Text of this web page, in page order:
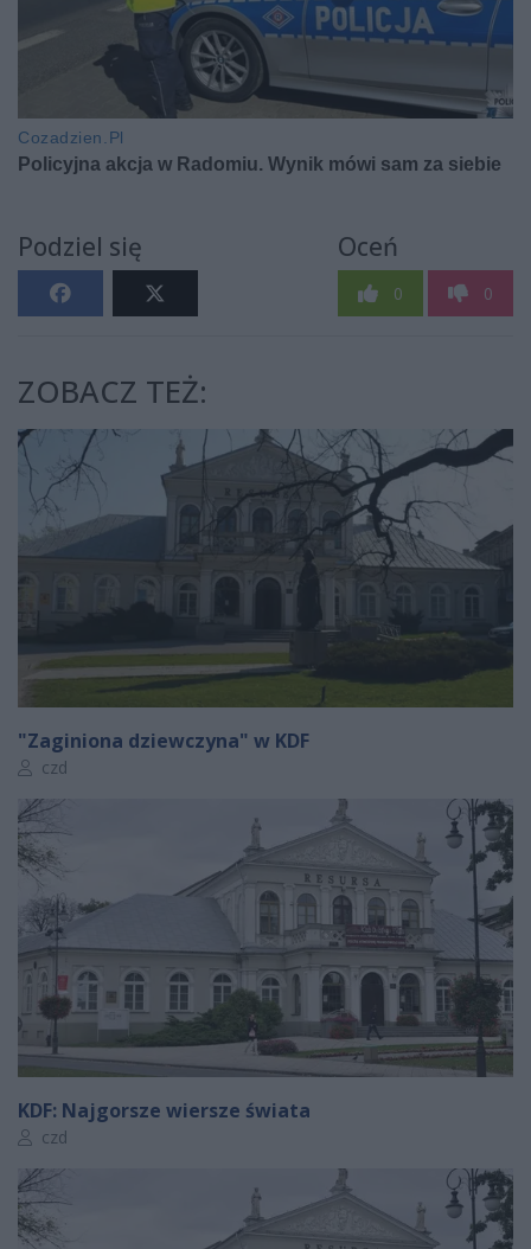
Podziel się Oceń
0 0
ZOBACZ TEŻ:
"Zaginiona dziewczyna" w KDF
Autor artykułu:
czd
KDF: Najgorsze wiersze świata
Autor artykułu:
czd